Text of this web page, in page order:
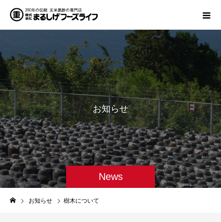
News
お知らせ
お知らせ 樹木について